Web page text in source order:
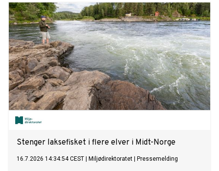
kommer mye regn de neste ukene.
Stenger laksefisket i flere elver i Midt-Norge
16.7.2026 14:34:54 CEST Miljødirektoratet Pressemelding